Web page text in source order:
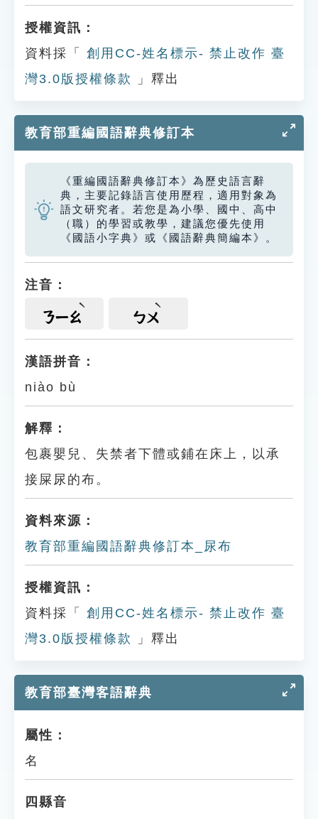
授權資訊：
資料採「
創用CC-姓名標示- 禁止改作 臺
灣3.0版授權條款
」釋出
教育部重編國語辭典修訂本
《重編國語辭典修訂本》為歷史語言辭
典，主要記錄語言使用歷程，適用對象為
語文研究者。若您是為小學、國中、高中
（職）的學習或教學，建議您優先使用
《國語小字典》或《國語辭典簡編本》。
注音：
ㄋㄧㄠ ㄅㄨ
漢語拼音：
niào bù
解釋：
包裹嬰兒、失禁者下體或鋪在床上，以承
接屎尿的布。
資料來源：
教育部重編國語辭典修訂本_尿布
授權資訊：
資料採「
創用CC-姓名標示- 禁止改作 臺
灣3.0版授權條款
」釋出
教育部臺灣客語辭典
屬性：
名
四縣音